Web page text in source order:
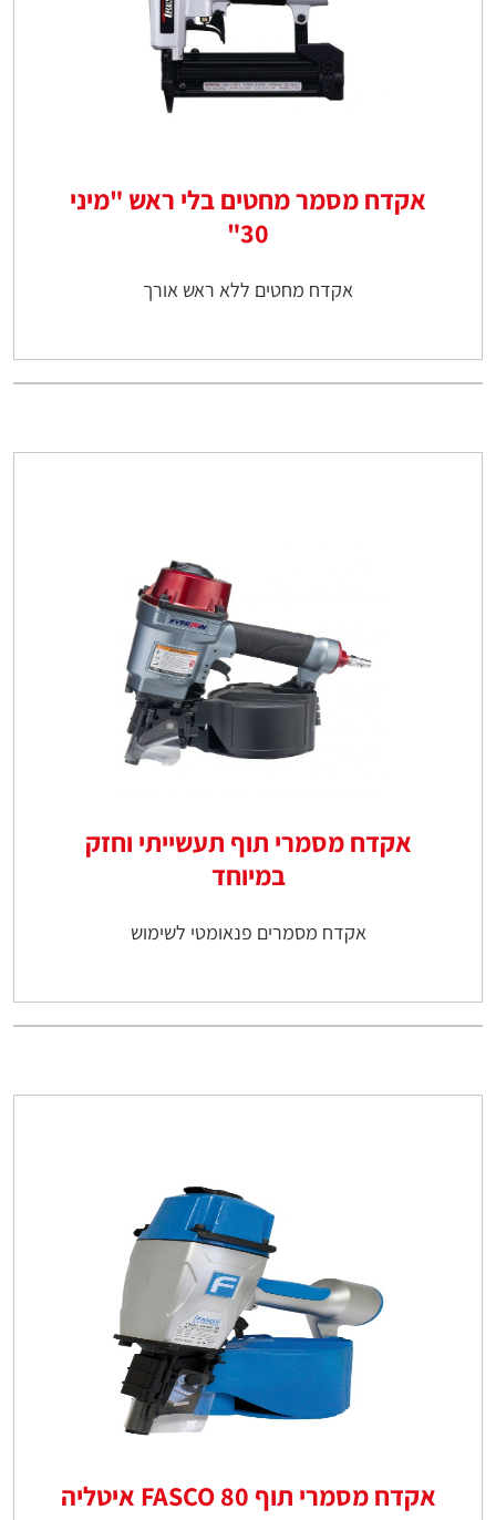
אקדח מסמר מחטים בלי ראש "מיני
30"
אקדח מחטים ללא ראש אורך
אקדח מסמרי תוף תעשייתי וחזק
במיוחד
אקדח מסמרים פנאומטי לשימוש
אקדח מסמרי תוף 80 FASCO איטליה